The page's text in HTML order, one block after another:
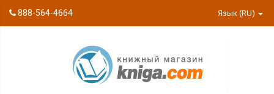
888-564-4664 Язык (RU)